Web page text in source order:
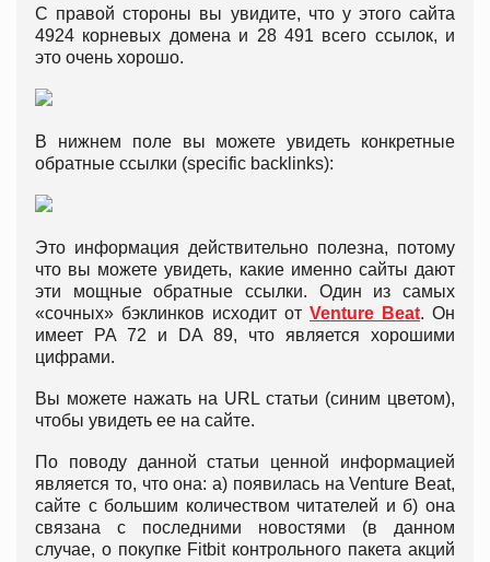
С правой стороны вы увидите, что у этого сайта
4924 корневых домена и 28 491 всего ссылок, и
это очень хорошо.
В нижнем поле вы можете увидеть конкретные
обратные ссылки (specific backlinks):
Это информация действительно полезна, потому
что вы можете увидеть, какие именно сайты дают
эти мощные обратные ссылки. Один из самых
«сочных» бэклинков исходит от Venture Beat. Он
имеет PA 72 и DA 89, что является хорошими
цифрами.
Вы можете нажать на URL статьи (синим цветом),
чтобы увидеть ее на сайте.
По поводу данной статьи ценной информацией
является то, что она: а) появилась на Venture Beat,
сайте с большим количеством читателей и б) она
связана с последними новостями (в данном
случае, о покупке Fitbit контрольного пакета акций